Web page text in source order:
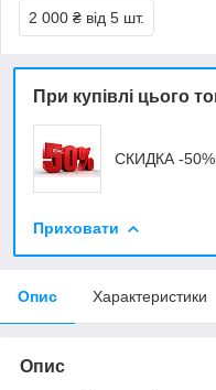
2 000 ₴ від 5 шт.
При купівлі цього
СКИДКА -50%
Приховати
Опис Характеристики
Опис